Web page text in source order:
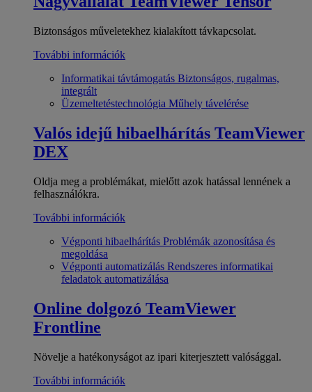
Biztonságos műveletekhez kialakított távkapcsolat.
További információk
Informatikai távtámogatás Biztonságos, rugalmas,
integrált
Üzemeltetéstechnológia Műhely távelérése
Valós idejű hibaelhárítás TeamViewer
DEX
Oldja meg a problémákat, mielőtt azok hatással lennének a
felhasználókra.
További információk
Végponti hibaelhárítás Problémák azonosítása és
megoldása
Végponti automatizálás Rendszeres informatikai
feladatok automatizálása
Online dolgozó TeamViewer
Frontline
Növelje a hatékonyságot az ipari kiterjesztett valósággal.
További információk